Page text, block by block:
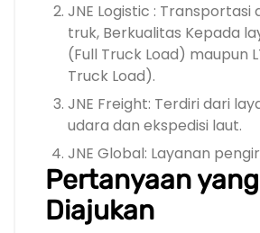
JNE Logistic :
truk, Berkualitas Kepada
(Full Truck Load) maupun
Truck Load).
JNE Freight: Terdiri dari
udara dan ekspedisi laut.
JNE Global: Layanan
Pertanyaan
Diajukan